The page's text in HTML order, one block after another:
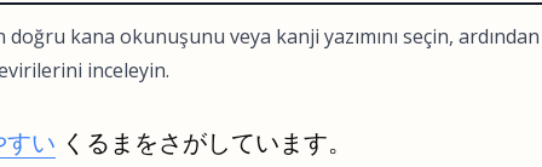
kana okunuşunu veya kanji yazımını seçin,
inceleyin.
すい くるまをさがしています。